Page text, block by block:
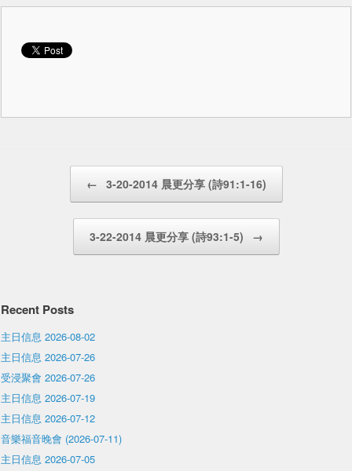
← 3-20-2014 晨更分享 (詩91:1-16)
3-22-2014 晨更分享 (詩93:1-5) →
Recent Posts
主日信息 2026-08-02
主日信息 2026-07-26
受浸聚會 2026-07-26
主日信息 2026-07-19
主日信息 2026-07-12
音樂福音晚會 (2026-07-11)
主日信息 2026-07-05